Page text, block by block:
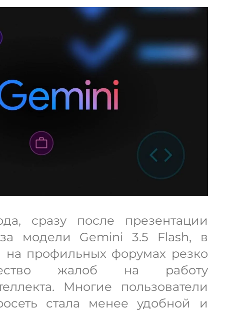
сразу после презентации
модели Gemini 3.5 Flash, в
на профильных форумах резко
жалоб на работу
Многие пользователи
стала менее удобной и